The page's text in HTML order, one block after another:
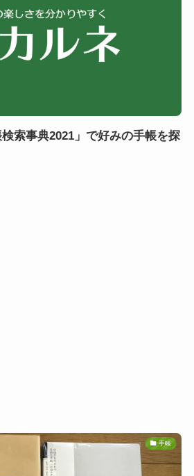
索事典2021」で好みの手帳を探
手帳